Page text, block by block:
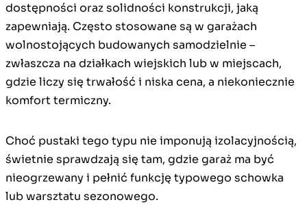
dostępności oraz solidności konstrukcji, jaką
zapewniają. Często stosowane są w garażach
wolnostojących budowanych samodzielnie –
zwłaszcza na działkach wiejskich lub w miejscach,
gdzie liczy się trwałość i niska cena, a niekoniecznie
komfort termiczny.
Choć pustaki tego typu nie imponują izolacyjnością,
świetnie sprawdzają się tam, gdzie garaż ma być
nieogrzewany i pełnić funkcję typowego schowka
lub warsztatu sezonowego.